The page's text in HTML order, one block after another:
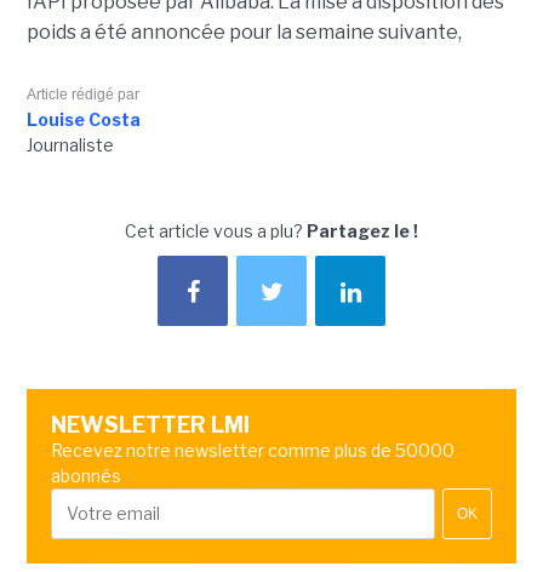
poids a été annoncée pour la semaine suivante,
Article rédigé par
Louise Costa
Journaliste
Cet article vous a plu? Partagez le !
NEWSLETTER LMI
Recevez notre newsletter comme plus de 50000
abonnés
OK